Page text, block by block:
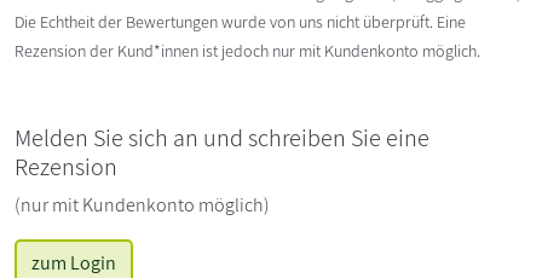
Die Echtheit der Bewertungen wurde von uns nicht überprüft. Eine
Rezension der Kund*innen ist jedoch nur mit Kundenkonto möglich.
Melden Sie sich an und schreiben Sie eine
Rezension
(nur mit Kundenkonto möglich)
zum Login